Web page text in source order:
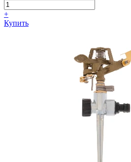
+
Купить